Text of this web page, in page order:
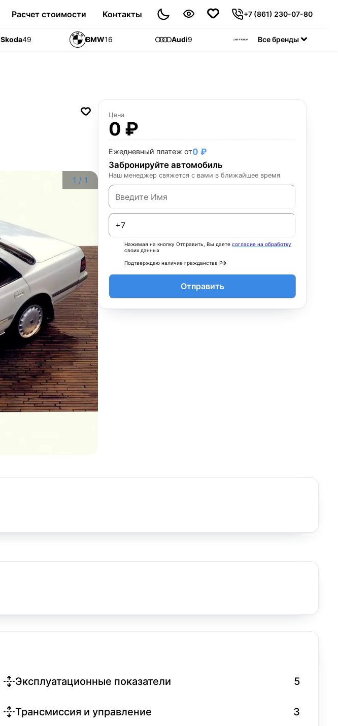
Расчет стоимости Контакты +7 (861) 230-07-80
Skoda49 BMW16 Audi9 Jetour55
Все бренды
1 / 1
Цена
0 ₽
Ежедневный платеж от0 ₽
Забронируйте автомобиль
Наш менеджер свяжется с вами в ближайшее время
Нажимая на кнопку Отправить, Вы даетесогласие на обработку
своих данных
Подтверждаю наличие гражданства РФ
Отправить
Эксплуатационные показатели 5
Трансмиссия и управление 3